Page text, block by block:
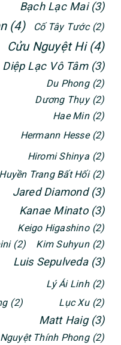
Bạch Lạc Mai (3)
(4) Cố Tây Tước (2)
Cửu Nguyệt Hi (4)
Diệp Lạc Vô Tâm (3)
Du Phong (2)
Dương Thụy (2)
Hae Min (2)
Hermann Hesse (2)
Hiromi Shinya (2)
Huyền Trang Bất Hối (2)
Jared Diamond (3)
Kanae Minato (3)
Keigo Higashino (2)
(2) Kim Suhyun (2)
Luis Sepulveda (3)
Lý Ái Linh (2)
(2) Lục Xu (2)
Matt Haig (3)
Thính Phong (2)